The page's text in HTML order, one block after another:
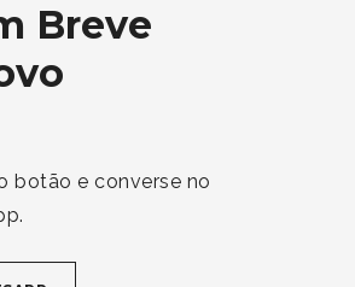
Breve
botão e converse no